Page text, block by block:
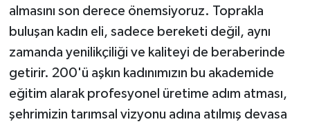
almasını son derece önemsiyoruz. Toprakla
buluşan kadın eli, sadece bereketi değil, aynı
zamanda yenilikçiliği ve kaliteyi de beraberinde
getirir. 200'ü aşkın kadınımızın bu akademide
eğitim alarak profesyonel üretime adım atması,
şehrimizin tarımsal vizyonu adına atılmış devasa